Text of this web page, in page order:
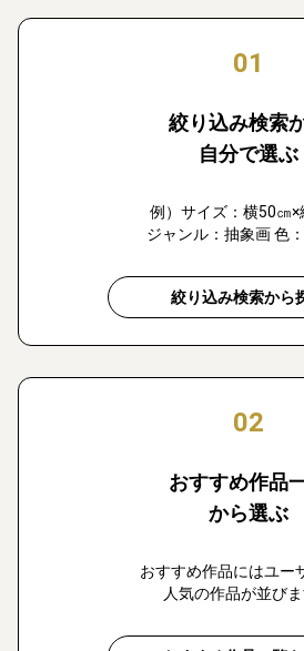
01
絞り込み検索
自分で選ぶ
例）サイズ：横50㎝×
ジャンル：抽象画 色
絞り込み検索から
02
おすすめ作品
から選ぶ
おすすめ作品にはユー
人気の作品が並びま